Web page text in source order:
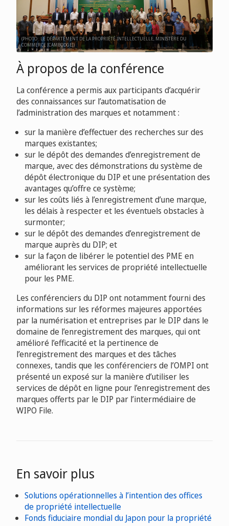
(PHOTO : LE DÉPARTEMENT DE LA PROPRIÉTÉ INTELLECTUELLE, MINISTÈRE DU
COMMERCE [CAMBODGE])
À propos de la conférence
La conférence a permis aux participants d’acquérir
des connaissances sur l’automatisation de
l’administration des marques et notamment :
sur la manière d’effectuer des recherches sur des
marques existantes;
sur le dépôt des demandes d’enregistrement de
marque, avec des démonstrations du système de
dépôt électronique du DIP et une présentation des
avantages qu’offre ce système;
sur les coûts liés à l’enregistrement d’une marque,
les délais à respecter et les éventuels obstacles à
surmonter;
sur le dépôt des demandes d’enregistrement de
marque auprès du DIP; et
sur la façon de libérer le potentiel des PME en
améliorant les services de propriété intellectuelle
pour les PME.
Les conférenciers du DIP ont notamment fourni des
informations sur les réformes majeures apportées
par la numérisation et entreprises par le DIP dans le
domaine de l’enregistrement des marques, qui ont
amélioré l’efficacité et la pertinence de
l’enregistrement des marques et des tâches
connexes, tandis que les conférenciers de l’OMPI ont
présenté un exposé sur la manière d’utiliser les
services de dépôt en ligne pour l’enregistrement des
marques offerts par le DIP par l’intermédiaire de
WIPO File.
En savoir plus
Solutions opérationnelles à l’intention des offices
de propriété intellectuelle
Fonds fiduciaire mondial du Japon pour la propriété